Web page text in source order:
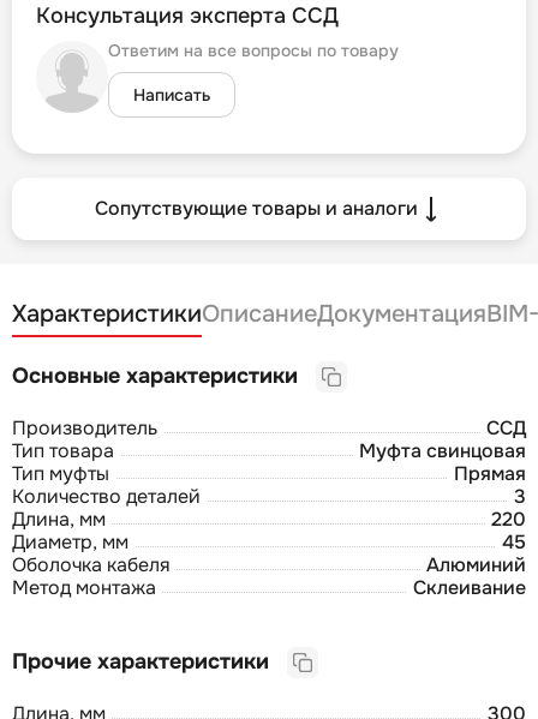
Консультация эксперта ССД
Ответим на все вопросы по товару
Написать
Сопутствующие товары и аналоги
ХарактеристикиОписаниеДокументация
Основные характеристики
Производитель
ССД
Тип товара
Муфта свинцовая
Тип муфты
Прямая
Количество деталей
3
Длина, мм
220
Диаметр, мм
45
Оболочка кабеля
Алюминий
Метод монтажа
Склеивание
Прочие характеристики
Длина, мм
300